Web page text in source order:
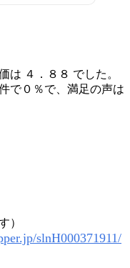
は ４．８８ でした。
で０％で、満足の声は
）
slnH000371911/